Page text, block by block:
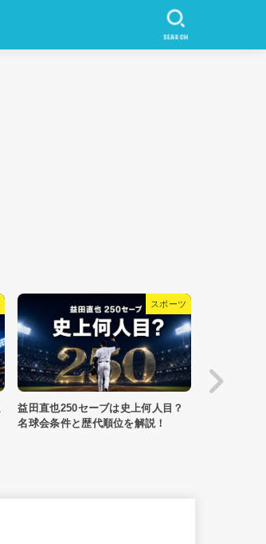
SEARCH
映画
劇場版『TOKYO MER』公開延期は
なぜ？新公開日・前売券の扱いを整